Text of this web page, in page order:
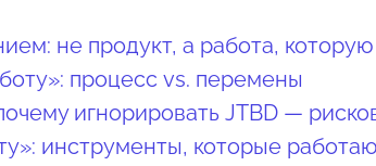
не продукт, а работа,
процесс vs. перемены
игнорировать JTBD —
инструменты, которые